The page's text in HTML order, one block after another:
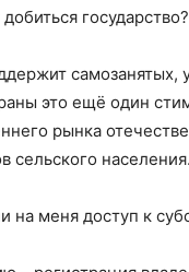
государство?
самозанятых,
это ещё один
рынка
сельского населения.
на меня доступ к